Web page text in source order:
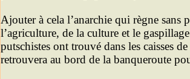
Ajouter à cela l’anarchie qui règne sans
l’agriculture, de la culture et le
putschistes ont trouvé dans les caisses
retrouvera au bord de la banqueroute